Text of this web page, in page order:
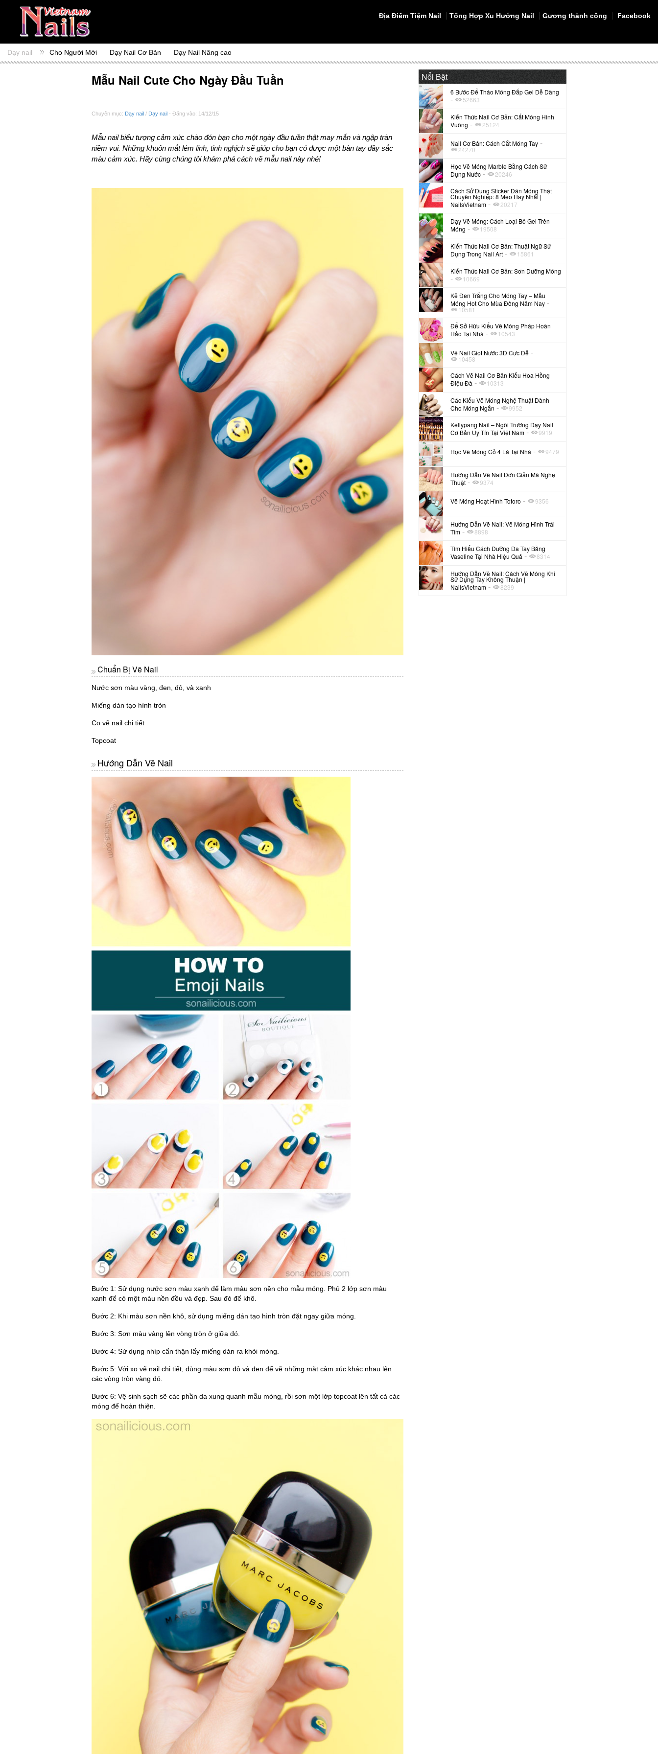
Địa Điểm Tiệm Nail Tổng Hợp Xu Hướng Nail Gương thành công Facebook
Dạy nail Cho Người Mới Dạy Nail Cơ Bản Dạy Nail Nâng cao
Mẫu Nail Cute Cho Ngày Đầu Tuần
Chuyên mục: Dạy nail / Dạy nail - Đăng vào: 14/12/15
Mẫu nail biểu tượng cảm xúc chào đón bạn cho một ngày đầu tuần thật may mắn và ngập tràn
niềm vui. Những khuôn mắt lém lỉnh, tinh nghịch sẽ giúp cho bạn có được một bàn tay đầy sắc
màu cảm xúc. Hãy cùng chúng tôi khám phá cách vẽ mẫu nail này nhé!
Chuẩn Bị Vẽ Nail
Nước sơn màu vàng, đen, đỏ, và xanh
Miếng dán tạo hình tròn
Cọ vẽ nail chi tiết
Topcoat
Hướng Dẫn Vẽ Nail
Bước 1: Sử dụng nước sơn màu xanh để làm màu sơn nền cho mẫu móng. Phủ 2 lớp sơn màu
xanh để có một màu nền đều và đẹp. Sau đó để khô.
Bước 2: Khi màu sơn nền khô, sử dụng miếng dán tạo hình tròn đặt ngay giữa móng.
Bước 3: Sơn màu vàng lên vòng tròn ở giữa đó.
Bước 4: Sử dụng nhíp cẩn thận lấy miếng dán ra khỏi móng.
Bước 5: Với xọ vẽ nail chi tiết, dùng màu sơn đỏ và đen để vẽ những mặt cảm xúc khác nhau lên
các vòng tròn vàng đó.
Bước 6: Vệ sinh sạch sẽ các phần da xung quanh mẫu móng, rồi sơn một lớp topcoat lên tất cả các
móng để hoàn thiện.
Nổi Bật
6 Bước Để Tháo Móng Đắp Gel Dễ Dàng
- 52663
Kiến Thức Nail Cơ Bản: Cắt Móng Hình
Vuông - 25124
Nail Cơ Bản: Cách Cắt Móng Tay -
24270
Học Vẽ Móng Marble Bằng Cách Sử
Dụng Nước - 20246
Cách Sử Dụng Sticker Dán Móng Thật
Chuyên Nghiệp: 8 Mẹo Hay Nhất |
NailsVietnam-
20217
Dạy Vẽ Móng: Cách Loại Bỏ Gel Trên
Móng - 19508
Kiến Thức Nail Cơ Bản: Thuật Ngữ Sử
Dụng Trong Nail Art - 15861
Kiến Thức Nail Cơ Bản: Sơn Dưỡng Móng
- 10669
Kẻ Đen Trắng Cho Móng Tay – Mẫu
Móng Hot Cho Mùa Đông Năm Nay -
10581
Để Sở Hữu Kiểu Vẽ Móng Pháp Hoàn
Hảo Tại Nhà - 10543
Vẽ Nail Giọt Nước 3D Cực Dễ -
10458
Cách Vẽ Nail Cơ Bản Kiểu Hoa Hồng
Điệu Đà - 10313
Các Kiểu Vẽ Móng Nghệ Thuật Dành
Cho Móng Ngắn - 9952
Kellypang Nail – Ngôi Trường Dạy Nail
Cơ Bản Uy Tín Tại Việt Nam- 9919
Học Vẽ Móng Cỏ 4 Lá Tại Nhà - 9479
Hướng Dẫn Vẽ Nail Đơn Giản Mà Nghệ
Thuật- 9374
Vẽ Móng Hoạt Hình Totoro - 9356
Hướng Dẫn Vẽ Nail: Vẽ Móng Hình Trái
Tim - 8898
Tìm Hiểu Cách Dưỡng Da Tay Bằng
Vaseline Tại Nhà Hiệu Quả - 8314
Hướng Dẫn Vẽ Nail: Cách Vẽ Móng Khi
Sử Dụng Tay Không Thuận |
NailsVietnam - 8239